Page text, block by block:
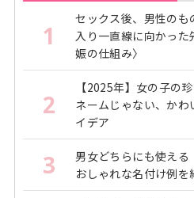
1
セックス後、男性のも
入り一直線に向かっ
娠の仕組み〉
2
【2025年】女の子の
ネームじゃない、か
イデア
3
男女どちらにも使える
おしゃれな名付け例を